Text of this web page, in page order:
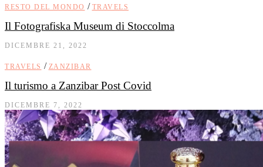
RESTO DEL MONDO / TRAVELS
Il Fotografiska Museum di Stoccolma
DICEMBRE 21, 2022
TRAVELS / ZANZIBAR
Il turismo a Zanzibar Post Covid
DICEMBRE 7, 2022